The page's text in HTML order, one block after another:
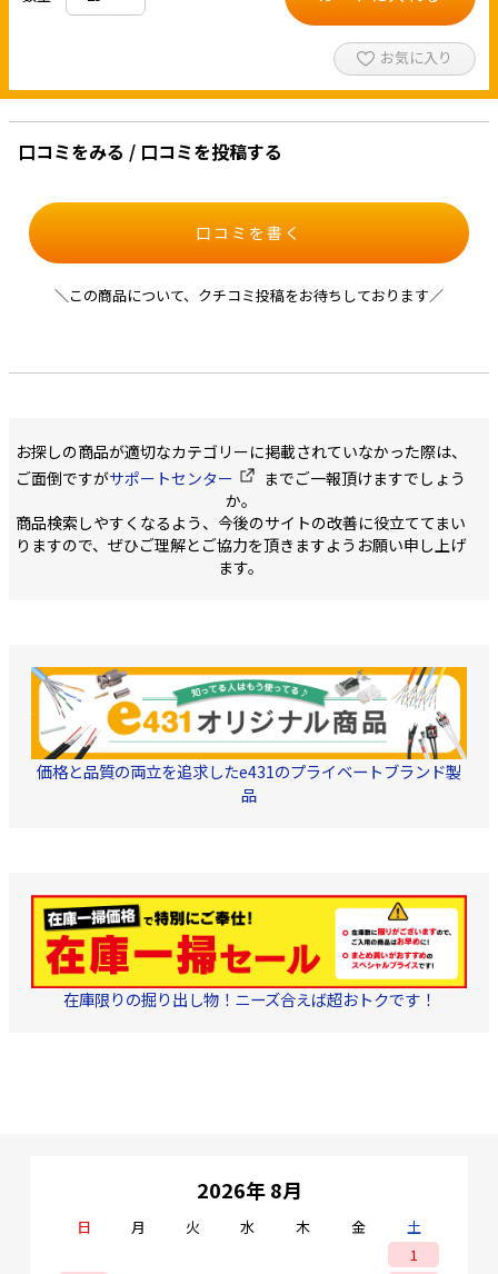
お気に入り
口コミをみる / 口コミを投稿する
口コミを書く
＼この商品について、クチコミ投稿をお待ちしております／
お探しの商品が適切なカテゴリーに掲載されていなかった際は、
ご面倒ですがサポートセンター
までご一報頂けますでしょう
か。
商品検索しやすくなるよう、今後のサイトの改善に役立ててまい
りますので、ぜひご理解とご協力を頂きますようお願い申し上げ
ます。
価格と品質の両立を追求したe431のプライベートブランド製
品
在庫限りの掘り出し物！ニーズ合えば超おトクです！
2026年 8月
日 月 火 水 木 金
土
1